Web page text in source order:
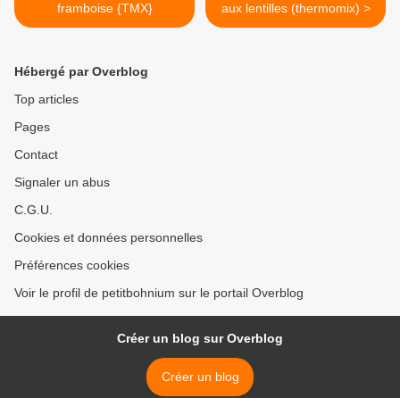
framboise {TMX}
aux lentilles (thermomix) >
Hébergé par Overblog
Top articles
Pages
Contact
Signaler un abus
C.G.U.
Cookies et données personnelles
Préférences cookies
Voir le profil de petitbohnium sur le portail Overblog
Créer un blog sur Overblog
Créer un blog